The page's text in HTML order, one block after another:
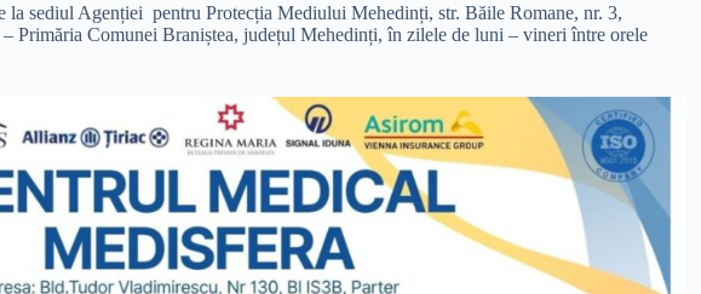
sediul Agenției pentru Protecția Mediului Mehedinți, str. Băile Romane, nr. 3,
Primăria Comunei Braniștea, județul Mehedinți, în zilele de luni – vineri între orele